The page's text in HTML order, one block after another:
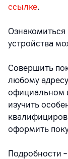
ссылке.
устройства
Совершить
любому
официальном
изучить
оформить
Подробности